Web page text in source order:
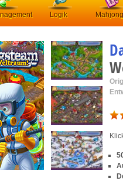
Logik Mahjong